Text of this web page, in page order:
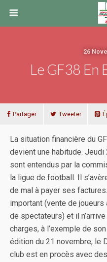
26
Le GF38 En
Partager Tweeter
La situation financière du
devient une habitude.
sont entendus par la
la ligue de football. Il
de mal à payer ses
important (vente de
de spectateurs) et il
charges, à l’exemple de
édition du 21 novembre, le
club est en procès avec